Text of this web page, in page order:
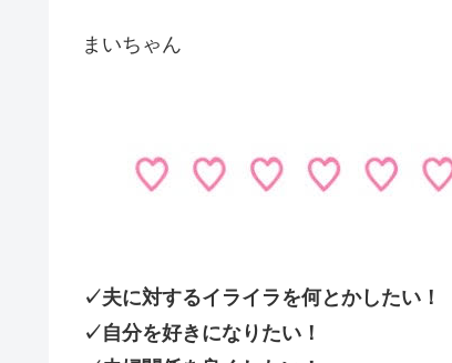
まいちゃん
✓夫に対するイライラを何とかしたい！
✓自分を好きになりたい！